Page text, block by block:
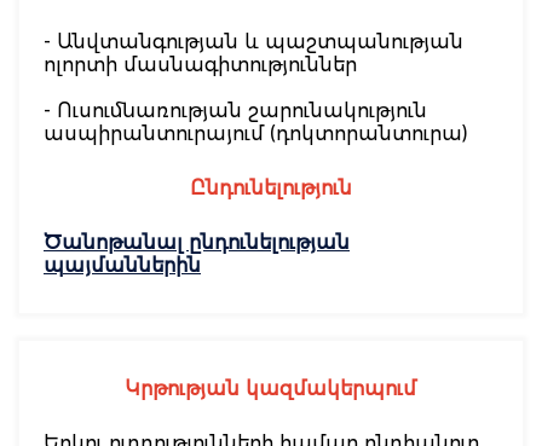
- Անվտանգության և պաշտպանության
ոլորտի մասնագիտություններ
- Ուսումնառության շարունակություն
ասպիրանտուրայում (դոկտորանտուրա)
Ընդունելություն
Ծանոթանալ ընդունելության
պայմաններին
Կրթության կազմակերպում